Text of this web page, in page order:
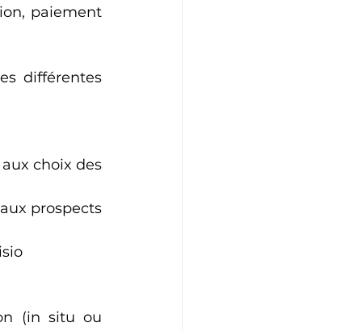
paiement
différentes
choix des
prospects
(in situ ou